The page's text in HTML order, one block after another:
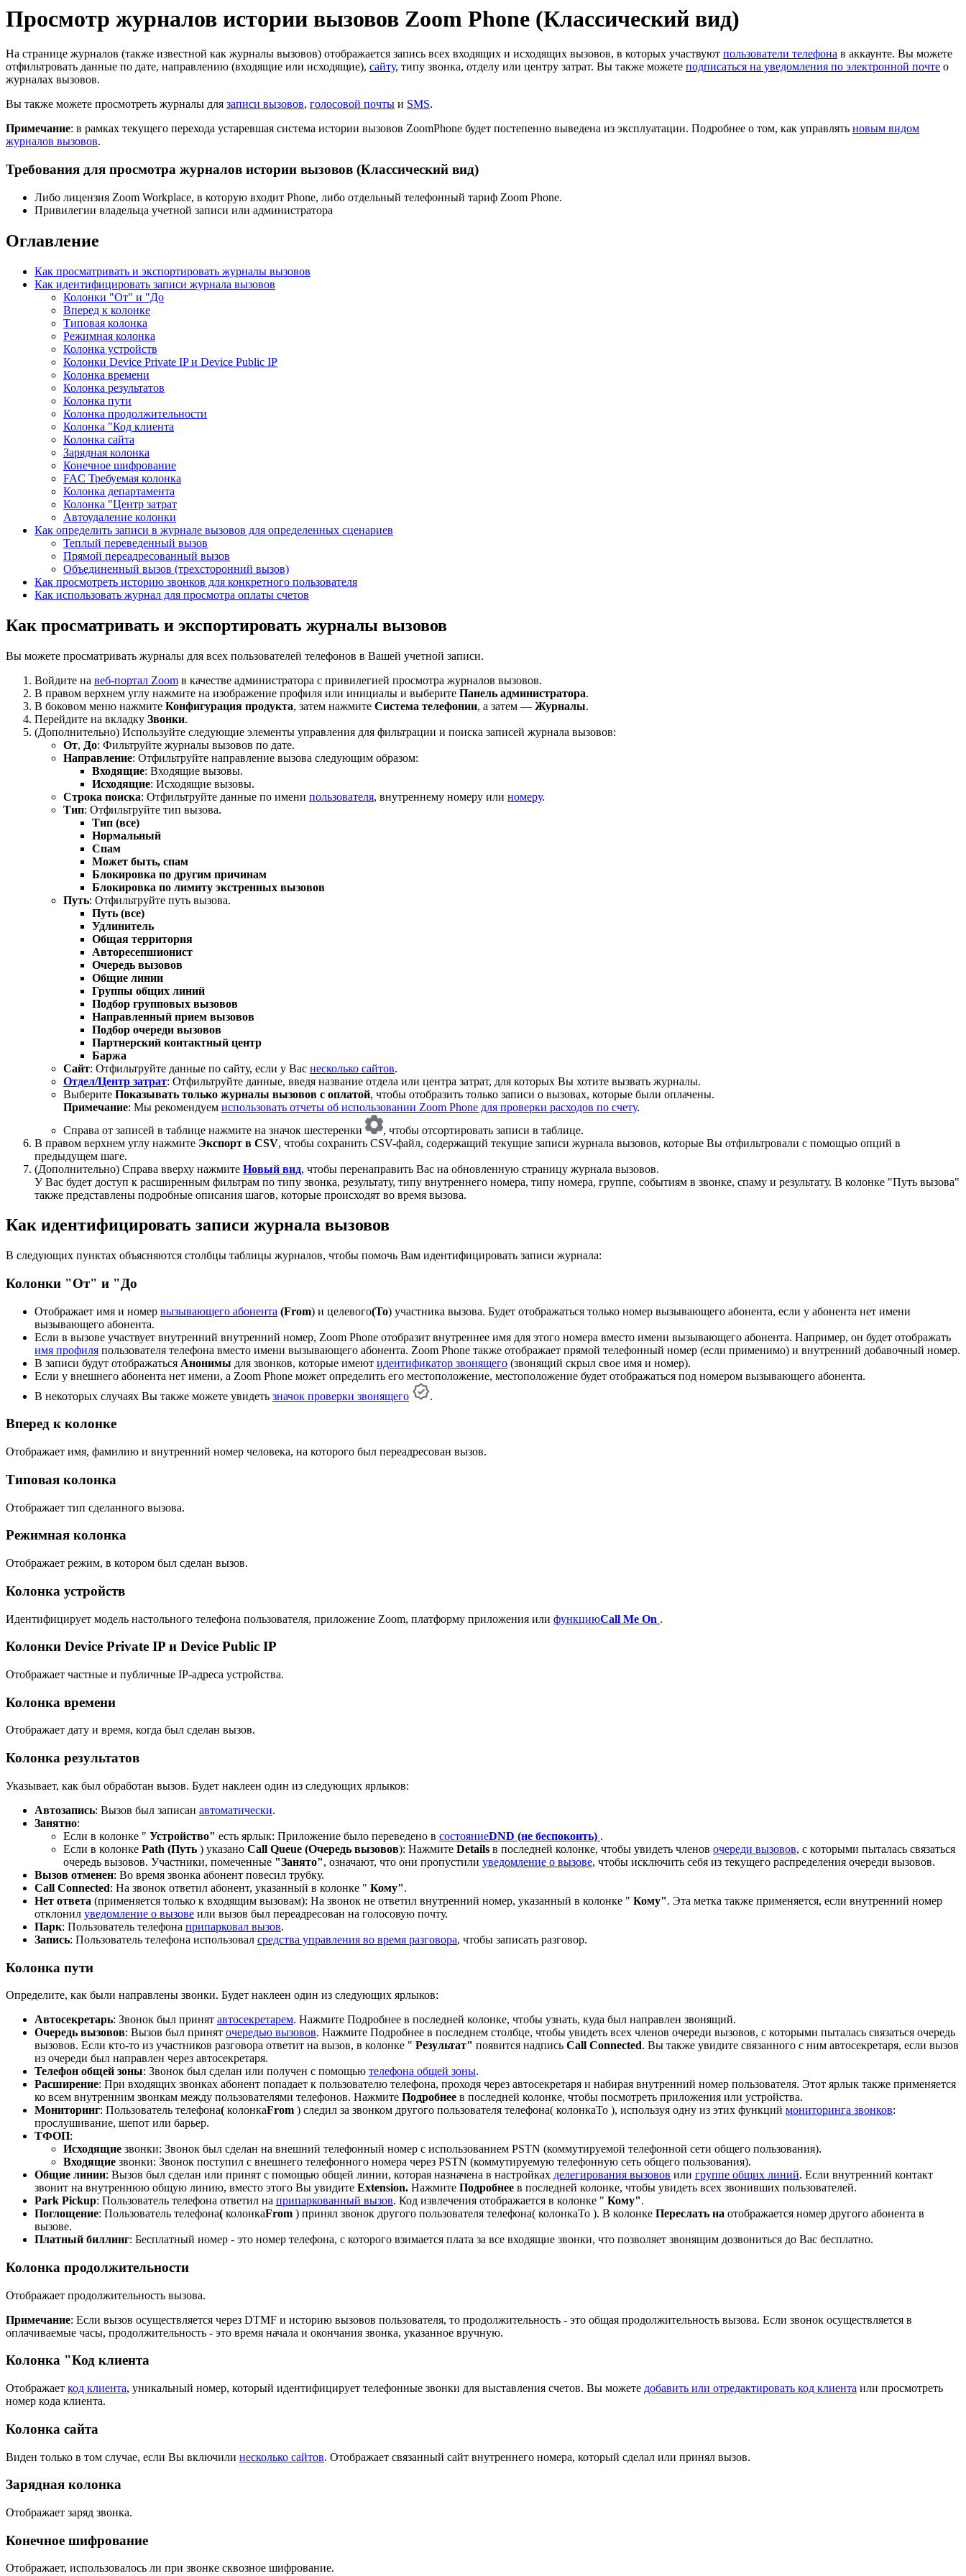
Просмотр журналов истории вызовов Zoom Phone (Классический вид)
На странице журналов (также известной как журналы вызовов) отображается запись всех входящих и исходящих вызовов, в которых участвуют пользователи телефона в аккаунте. Вы можете
отфильтровать данные по дате, направлению (входящие или исходящие), сайту, типу звонка, отделу или центру затрат. Вы также можете подписаться на уведомления по электронной почте о
журналах вызовов.
Вы также можете просмотреть журналы для записи вызовов, голосовой почты и SMS.
Примечание: в рамках текущего перехода устаревшая система истории вызовов ZoomPhone будет постепенно выведена из эксплуатации. Подробнее о том, как управлять новым видом
журналов вызовов.
Требования для просмотра журналов истории вызовов (Классический вид)
Либо лицензия Zoom Workplace, в которую входит Phone, либо отдельный телефонный тариф Zoom Phone.
Привилегии владельца учетной записи или администратора
Оглавление
Как просматривать и экспортировать журналы вызовов
Как идентифицировать записи журнала вызовов
Колонки "От" и "До
Вперед к колонке
Типовая колонка
Режимная колонка
Колонка устройств
Колонки Device Private IP и Device Public IP
Колонка времени
Колонка результатов
Колонка пути
Колонка продолжительности
Колонка "Код клиента
Колонка сайта
Зарядная колонка
Конечное шифрование
FAC Требуемая колонка
Колонка департамента
Колонка "Центр затрат
Автоудаление колонки
Как определить записи в журнале вызовов для определенных сценариев
Теплый переведенный вызов
Прямой переадресованный вызов
Объединенный вызов (трехсторонний вызов)
Как просмотреть историю звонков для конкретного пользователя
Как использовать журнал для просмотра оплаты счетов
Как просматривать и экспортировать журналы вызовов
Вы можете просматривать журналы для всех пользователей телефонов в Вашей учетной записи.
Войдите на веб-портал Zoom в качестве администратора с привилегией просмотра журналов вызовов.
В правом верхнем углу нажмите на изображение профиля или инициалы и выберите Панель администратора.
В боковом меню нажмите Конфигурация продукта, затем нажмите Система телефонии, а затем — Журналы.
Перейдите на вкладку Звонки.
(Дополнительно) Используйте следующие элементы управления для фильтрации и поиска записей журнала вызовов:
От, До: Фильтруйте журналы вызовов по дате.
Направление: Отфильтруйте направление вызова следующим образом:
Входящие: Входящие вызовы.
Исходящие: Исходящие вызовы.
Строка поиска: Отфильтруйте данные по имени пользователя, внутреннему номеру или номеру.
Тип: Отфильтруйте тип вызова.
Тип (все)
Нормальный
Спам
Может быть, спам
Блокировка по другим причинам
Блокировка по лимиту экстренных вызовов
Путь: Отфильтруйте путь вызова.
Путь (все)
Удлинитель
Общая территория
Авторесепшионист
Очередь вызовов
Общие линии
Группы общих линий
Подбор групповых вызовов
Направленный прием вызовов
Подбор очереди вызовов
Партнерский контактный центр
Баржа
Сайт: Отфильтруйте данные по сайту, если у Вас несколько сайтов.
Отдел/Центр затрат: Отфильтруйте данные, введя название отдела или центра затрат, для которых Вы хотите вызвать журналы.
Выберите Показывать только журналы вызовов с оплатой, чтобы отобразить только записи о вызовах, которые были оплачены.
Примечание: Мы рекомендуем использовать отчеты об использовании Zoom Phone для проверки расходов по счету.
Справа от записей в таблице нажмите на значок шестеренки
, чтобы отсортировать записи в таблице.
В правом верхнем углу нажмите Экспорт в CSV, чтобы сохранить CSV-файл, содержащий текущие записи журнала вызовов, которые Вы отфильтровали с помощью опций в
предыдущем шаге.
(Дополнительно) Справа вверху нажмите Новый вид, чтобы перенаправить Вас на обновленную страницу журнала вызовов.
У Вас будет доступ к расширенным фильтрам по типу звонка, результату, типу внутреннего номера, типу номера, группе, событиям в звонке, спаму и результату. В колонке "Путь вызова"
также представлены подробные описания шагов, которые происходят во время вызова.
Как идентифицировать записи журнала вызовов
В следующих пунктах объясняются столбцы таблицы журналов, чтобы помочь Вам идентифицировать записи журнала:
Колонки "От" и "До
Отображает имя и номер вызывающего абонента (From) и целевого(To) участника вызова. Будет отображаться только номер вызывающего абонента, если у абонента нет имени
вызывающего абонента.
Если в вызове участвует внутренний внутренний номер, Zoom Phone отобразит внутреннее имя для этого номера вместо имени вызывающего абонента. Например, он будет отображать
имя профиля пользователя телефона вместо имени вызывающего абонента. Zoom Phone также отображает прямой телефонный номер (если применимо) и внутренний добавочный номер.
В записи будут отображаться Анонимы для звонков, которые имеют идентификатор звонящего (звонящий скрыл свое имя и номер).
Если у внешнего абонента нет имени, а Zoom Phone может определить его местоположение, местоположение будет отображаться под номером вызывающего абонента.
В некоторых случаях Вы также можете увидеть значок проверки звонящего .
Вперед к колонке
Отображает имя, фамилию и внутренний номер человека, на которого был переадресован вызов.
Типовая колонка
Отображает тип сделанного вызова.
Режимная колонка
Отображает режим, в котором был сделан вызов.
Колонка устройств
Идентифицирует модель настольного телефона пользователя, приложение Zoom, платформу приложения или функциюCall Me On .
Колонки Device Private IP и Device Public IP
Отображает частные и публичные IP-адреса устройства.
Колонка времени
Отображает дату и время, когда был сделан вызов.
Колонка результатов
Указывает, как был обработан вызов. Будет наклеен один из следующих ярлыков:
Автозапись: Вызов был записан автоматически.
Занятно:
Если в колонке " Устройство" есть ярлык: Приложение было переведено в состояниеDND (не беспокоить) .
Если в колонке Path (Путь ) указано Call Queue (Очередь вызовов): Нажмите Details в последней колонке, чтобы увидеть членов очереди вызовов, с которыми пыталась связаться
очередь вызовов. Участники, помеченные "Занято", означают, что они пропустили уведомление о вызове, чтобы исключить себя из текущего распределения очереди вызовов.
Вызов отменен: Во время звонка абонент повесил трубку.
Call Connected: На звонок ответил абонент, указанный в колонке " Кому".
Нет ответа (применяется только к входящим вызовам): На звонок не ответил внутренний номер, указанный в колонке " Кому". Эта метка также применяется, если внутренний номер
отклонил уведомление о вызове или вызов был переадресован на голосовую почту.
Парк: Пользователь телефона припарковал вызов.
Запись: Пользователь телефона использовал средства управления во время разговора, чтобы записать разговор.
Колонка пути
Определите, как были направлены звонки. Будет наклеен один из следующих ярлыков:
Автосекретарь: Звонок был принят автосекретарем. Нажмите Подробнее в последней колонке, чтобы узнать, куда был направлен звонящий.
Очередь вызовов: Вызов был принят очередью вызовов. Нажмите Подробнее в последнем столбце, чтобы увидеть всех членов очереди вызовов, с которыми пыталась связаться очередь
вызовов. Если кто-то из участников разговора ответит на вызов, в колонке " Результат" появится надпись Call Connected. Вы также увидите связанного с ним автосекретаря, если вызов
из очереди был направлен через автосекретаря.
Телефон общей зоны: Звонок был сделан или получен с помощью телефона общей зоны.
Расширение: При входящих звонках абонент попадает к пользователю телефона, проходя через автосекретаря и набирая внутренний номер пользователя. Этот ярлык также применяется
ко всем внутренним звонкам между пользователями телефонов. Нажмите Подробнее в последней колонке, чтобы посмотреть приложения или устройства.
Мониторинг: Пользователь телефона( колонкаFrom ) следил за звонком другого пользователя телефона( колонкаTo ), используя одну из этих функций мониторинга звонков:
прослушивание, шепот или барьер.
ТФОП:
Исходящие звонки: Звонок был сделан на внешний телефонный номер с использованием PSTN (коммутируемой телефонной сети общего пользования).
Входящие звонки: Звонок поступил с внешнего телефонного номера через PSTN (коммутируемую телефонную сеть общего пользования).
Общие линии: Вызов был сделан или принят с помощью общей линии, которая назначена в настройках делегирования вызовов или группе общих линий. Если внутренний контакт
звонит на внутреннюю общую линию, вместо этого Вы увидите Extension. Нажмите Подробнее в последней колонке, чтобы увидеть всех звонивших пользователей.
Park Pickup: Пользователь телефона ответил на припаркованный вызов. Код извлечения отображается в колонке " Кому".
Поглощение: Пользователь телефона( колонкаFrom ) принял звонок другого пользователя телефона( колонкаTo ). В колонке Переслать на отображается номер другого абонента в
вызове.
Платный биллинг: Бесплатный номер - это номер телефона, с которого взимается плата за все входящие звонки, что позволяет звонящим дозвониться до Вас бесплатно.
Колонка продолжительности
Отображает продолжительность вызова.
Примечание: Если вызов осуществляется через DTMF и историю вызовов пользователя, то продолжительность - это общая продолжительность вызова. Если звонок осуществляется в
оплачиваемые часы, продолжительность - это время начала и окончания звонка, указанное вручную.
Колонка "Код клиента
Отображает код клиента, уникальный номер, который идентифицирует телефонные звонки для выставления счетов. Вы можете добавить или отредактировать код клиента или просмотреть
номер кода клиента.
Колонка сайта
Виден только в том случае, если Вы включили несколько сайтов. Отображает связанный сайт внутреннего номера, который сделал или принял вызов.
Зарядная колонка
Отображает заряд звонка.
Конечное шифрование
Отображает, использовалось ли при звонке сквозное шифрование.